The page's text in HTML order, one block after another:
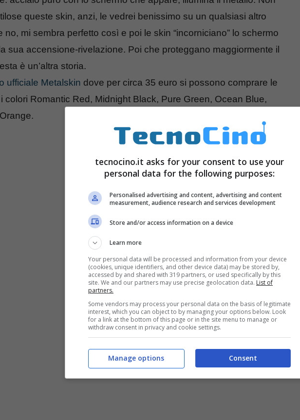
queste skin, anzi, le vedrei benissimo su un qualsiasi altro
no, mi sembra perfetto così e poi le skin “incorniciano” lo schermo
sua accensione-rivelazione. Poi che proteggano maggiormente il
è un’altra storia.
ufficiale Metalskin dove per circa 35 euro si possono comprare le
colori Romantic Red, Midnight Black, Pure Green, Ocean Blue,
tecnocino.it asks for your consent to use your
personal data for the following purposes:
Personalised advertising and content, advertising and content
measurement, audience research and services development
Store and/or access information on a device
Learn more
Your personal data will be processed and information from your device
(cookies, unique identifiers, and other device data) may be stored by,
accessed by and shared with 319 partners, or used specifically by this
site. We and our partners may use precise geolocation data. List of
partners.
Some vendors may process your personal data on the basis of legitimate
interest, which you can object to by managing your options below. Look
for a link at the bottom of this page or in the site menu to manage or
withdraw consent in privacy and cookie settings.
Consent
Manage options